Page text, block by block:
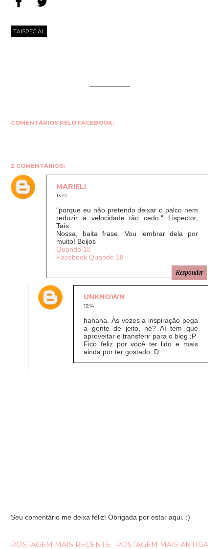
TAISPECIAL
COMENTÁRIOS PELO FACEBOOK:
2 COMENTÁRIOS:
MARIELI
13:10
"porque eu não pretendo deixar o palco nem
reduzir a velocidade tão cedo." Lispector,
Taís.
Nossa, baita frase. Vou lembrar dela por
muito! Beijos
Quando 18
Facebook Quando 18
Responder
UNKNOWN
13:14
hahaha. Às vezes a inspiração pega
a gente de jeito, né? Aí tem que
aproveitar e transferir para o blog :P
Fico feliz por você ter lido e mais
ainda por ter gostado :D
Seu comentário me deixa feliz! Obrigada por estar aqui. :)
POSTAGEM MAIS RECENTE POSTAGEM MAIS ANTIGA